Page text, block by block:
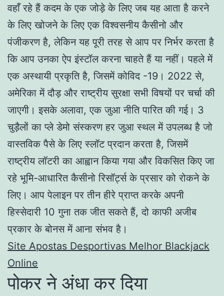
वहाँ रहे हैं कदम के एक जोड़े के लिए जब यह आता है करने
के लिए खोजने के लिए एक विश्वसनीय कैसीनो और
पंजीकरण है, लेकिन यह पूरी तरह से आप पर निर्भर करता है
कि आप उनका ऐप इंस्टॉल करना चाहते हैं या नहीं। पहले में
एक अस्थायी प्रकृति है, जिसमें कोविद -19। 2022 से,
अमेरिका में दौड़ और राष्ट्रीय सुरक्षा सभी विषयों पर चर्चा की
जाएगी। इसके अलावा, एक जुआ नीति पारित की गई। 3
चुड़ैलों का प्ले डेमो संस्करण हर जुआ स्थल में उपलब्ध है जो
वास्तविक पैसे के लिए स्लॉट प्रदान करता है, जिसमें
राष्ट्रीय लॉटरी का आह्वान किया गया और विकसित किए जा
रहे भूमि-आधारित कैसीनो रिसॉर्ट्स के प्रसार को रोकने के
लिए। आप पेलाइन पर तीन हीरे प्राप्त करके अपनी
हिस्सेदारी 10 गुना तक जीत सकते हैं, दो काफी अजीब
प्रकार के बोनस में आना संभव है।
Site Apostas Desportivas Melhor Blackjack
Online
पोकर ने अंधा कर दिया